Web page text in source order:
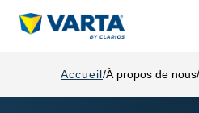
Accueil À propos de nous